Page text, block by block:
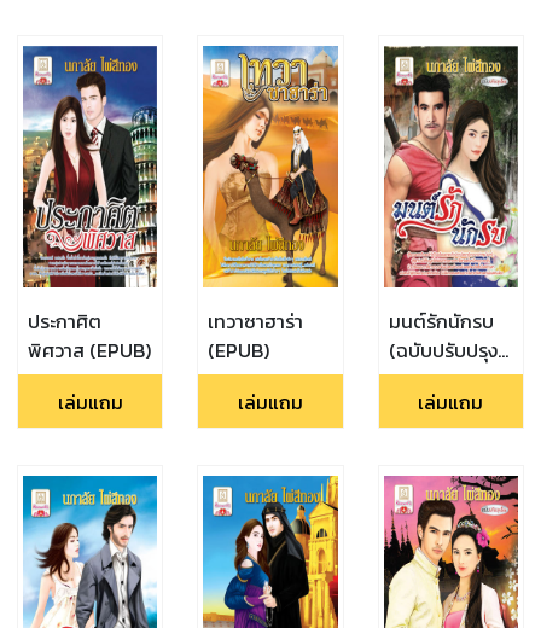
ประกาศิต
พิศวาส (EPUB)
เล่มแถม
เทวาซาฮาร่า
(EPUB)
เล่มแถม
มนต์รักนักรบ
(ฉบับปรับปรุง
ใหม่) (EPUB)
เล่มแถม